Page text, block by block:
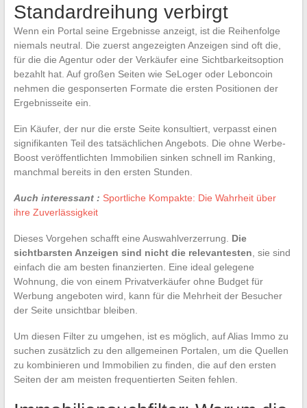
Standardreihung verbirgt
Wenn ein Portal seine Ergebnisse anzeigt, ist die Reihenfolge
niemals neutral. Die zuerst angezeigten Anzeigen sind oft die,
für die die Agentur oder der Verkäufer eine Sichtbarkeitsoption
bezahlt hat. Auf großen Seiten wie SeLoger oder Leboncoin
nehmen die gesponserten Formate die ersten Positionen der
Ergebnisseite ein.
Ein Käufer, der nur die erste Seite konsultiert, verpasst einen
signifikanten Teil des tatsächlichen Angebots. Die ohne Werbe-
Boost veröffentlichten Immobilien sinken schnell im Ranking,
manchmal bereits in den ersten Stunden.
Auch interessant : Sportliche Kompakte: Die Wahrheit über
ihre Zuverlässigkeit
Dieses Vorgehen schafft eine Auswahlverzerrung. Die
sichtbarsten Anzeigen sind nicht die relevantesten , sie sind
einfach die am besten finanzierten. Eine ideal gelegene
Wohnung, die von einem Privatverkäufer ohne Budget für
Werbung angeboten wird, kann für die Mehrheit der Besucher
der Seite unsichtbar bleiben.
Um diesen Filter zu umgehen, ist es möglich, auf Alias Immo zu
suchen zusätzlich zu den allgemeinen Portalen, um die Quellen
zu kombinieren und Immobilien zu finden, die auf den ersten
Seiten der am meisten frequentierten Seiten fehlen.